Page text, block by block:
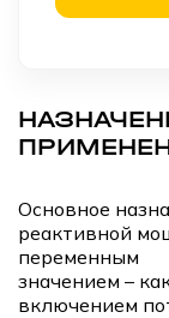
Основное
реактивной
переменным
значением –
включением